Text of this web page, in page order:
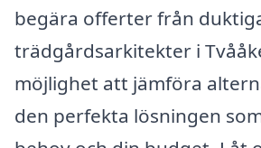
begära offerter från
trädgårdsarkitekter i
möjlighet att jämföra
den perfekta lösningen